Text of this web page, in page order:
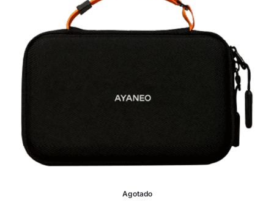
Agotado